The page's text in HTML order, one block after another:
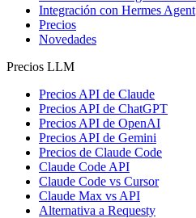
Integración con Hermes Agent
Precios
Novedades
Precios LLM
Precios API de Claude
Precios API de ChatGPT
Precios API de OpenAI
Precios API de Gemini
Precios de Claude Code
Claude Code API
Claude Code vs Cursor
Claude Max vs API
Alternativa a Requesty